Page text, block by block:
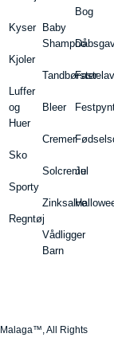
Kyser
Kjoler
Luffer
og
Huer
Sko
Sporty
Regntøj
Baby
Shampoo
Tandbørster
Bleer
Cremer
Solcreme
Zinksalve
Vådligger
Barn
Bog
Jul
All Rights